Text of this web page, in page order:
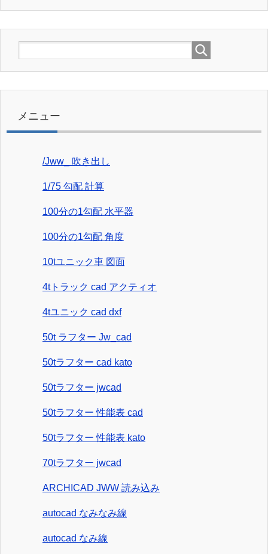
メニュー
/Jww_ 吹き出し
1/75 勾配 計算
100分の1勾配 水平器
100分の1勾配 角度
10tユニック車 図面
4tトラック cad アクティオ
4tユニック cad dxf
50t ラフター Jw_cad
50tラフター cad kato
50tラフター jwcad
50tラフター 性能表 cad
50tラフター 性能表 kato
70tラフター jwcad
ARCHICAD JWW 読み込み
autocad なみなみ線
autocad なみ線